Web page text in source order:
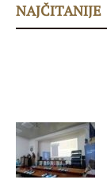
NAJČITANIJE